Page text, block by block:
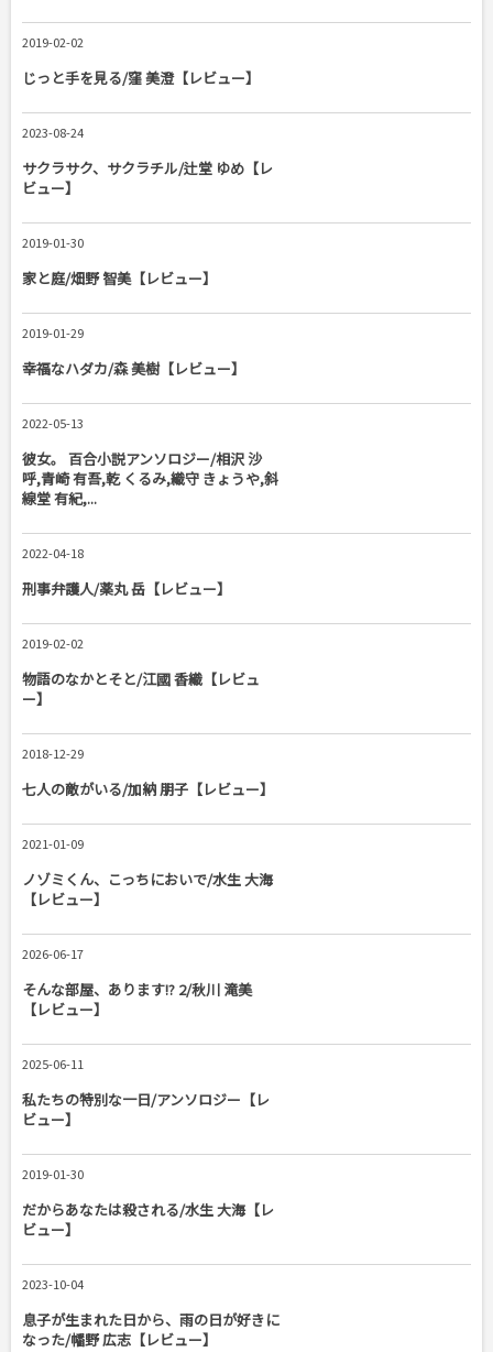
2019-02-02
じっと手を見る/窪 美澄【レビュー】
2023-08-24
サクラサク、サクラチル/辻堂 ゆめ【レ
ビュー】
2019-01-30
家と庭/畑野 智美【レビュー】
2019-01-29
幸福なハダカ/森 美樹【レビュー】
2022-05-13
彼女。 百合小説アンソロジー/相沢 沙
呼,青崎 有吾,乾 くるみ,織守 きょうや,斜
線堂 有紀,...
2022-04-18
刑事弁護人/薬丸 岳【レビュー】
2019-02-02
物語のなかとそと/江國 香織【レビュ
ー】
2018-12-29
七人の敵がいる/加納 朋子【レビュー】
2021-01-09
ノゾミくん、こっちにおいで/水生 大海
【レビュー】
2026-06-17
そんな部屋、あります!? 2/秋川 滝美
【レビュー】
2025-06-11
私たちの特別な一日/アンソロジー【レ
ビュー】
2019-01-30
だからあなたは殺される/水生 大海【レ
ビュー】
2023-10-04
息子が生まれた日から、雨の日が好きに
なった/幡野 広志【レビュー】